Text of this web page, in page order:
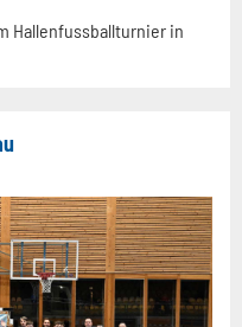
Hallenfussballturnier in